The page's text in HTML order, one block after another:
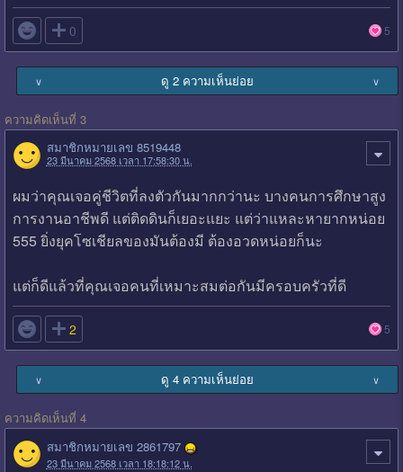
 0 5
∨ ดู 2 ความเห็นย่อย ∨
ความคิดเห็นที่ 3
สมาชิกหมายเลข 8519448
23 มีนาคม 2568 เวลา 17:58:30 น.
ผมว่าคุณเจอคู่ชีวิตที่ลงตัวกันมากกว่านะ บางคนการศึกษาสูง
การงานอาชีพดี แต่ติดดินก็เยอะแยะ แต่ว่าแหละหายากหน่อย
555 ยิ่งยุคโซเชียลของมันต้องมี ต้องอวดหน่อยก็นะ
แต่ก็ดีแล้วที่คุณเจอคนที่เหมาะสมต่อกันมีครอบครัวที่ดี
 2 5
∨ ดู 4 ความเห็นย่อย ∨
ความคิดเห็นที่ 4
สมาชิกหมายเลข 2861797
23 มีนาคม 2568 เวลา 18:18:12 น.